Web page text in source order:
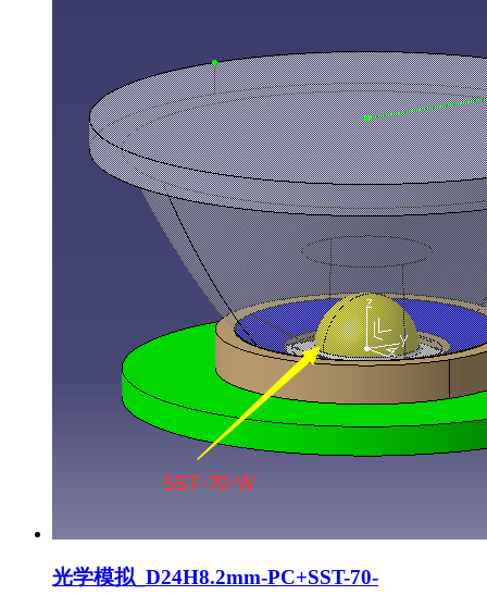
光学模拟_D24H8.2mm-PC+SST-70-